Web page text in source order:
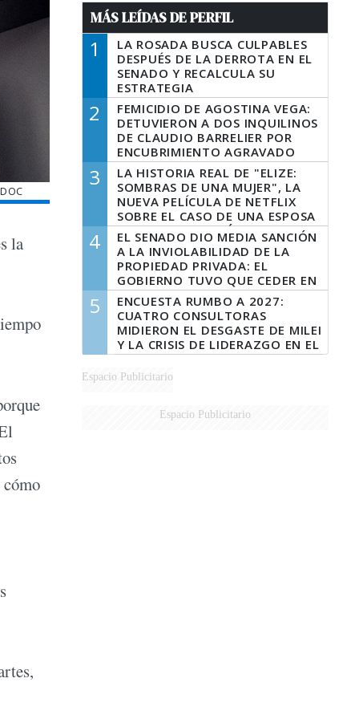
la
cómo
MÁS LEÍDAS DE PERFIL
1
LA ROSADA BUSCA CULPABLES
DESPUÉS DE LA DERROTA EN EL
SENADO Y RECALCULA SU
ESTRATEGIA
2
FEMICIDIO DE AGOSTINA VEGA:
DETUVIERON A DOS INQUILINOS
DE CLAUDIO BARRELIER POR
ENCUBRIMIENTO AGRAVADO
3
LA HISTORIA REAL DE "ELIZE:
SOMBRAS DE UNA MUJER", LA
NUEVA PELÍCULA DE NETFLIX
SOBRE EL CASO DE UNA ESPOSA
QUE DESCUARTIZÓ A SU
MARIDO
4
EL SENADO DIO MEDIA SANCIÓN
A LA INVIOLABILIDAD DE LA
PROPIEDAD PRIVADA: EL
GOBIERNO TUVO QUE CEDER EN
LA LEY DEL MANEJO DEL FUEGO
5
ENCUESTA RUMBO A 2027:
CUATRO CONSULTORAS
MIDIERON EL DESGASTE DE MILEI
Y LA CRISIS DE LIDERAZGO EN EL
PERONISMO
Espacio Publicitario
Espacio Publicitario